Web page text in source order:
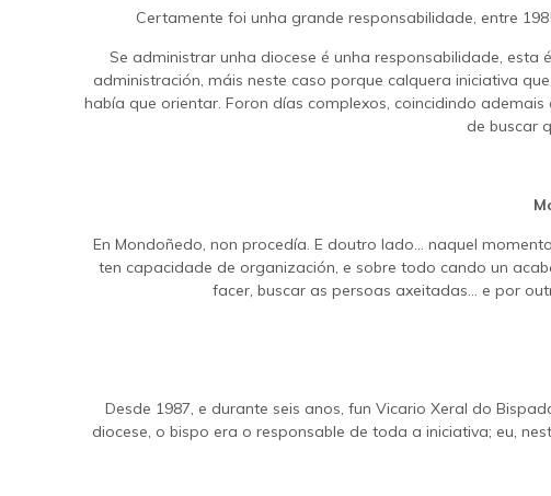
Certamente foi unha grande responsabilidade, entre
Se administrar unha diocese é unha responsabilidade,
administración, máis neste caso porque calquera iniciativa
había que orientar. Foron días complexos, coincidindo
de buscar
En Mondoñedo, non procedía. E doutro lado… naquel
ten capacidade de organización, e sobre todo cando un
facer, buscar as persoas axeitadas… e por
Desde 1987, e durante seis anos, fun Vicario Xeral do
diocese, o bispo era o responsable de toda a iniciativa; eu,